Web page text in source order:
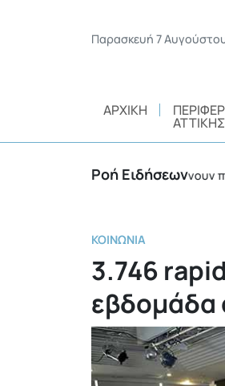
Παρασκευή 7
ΑΡΧΙΚΉ
ΑΤΤΙΚΉΣ
Ροή Ειδήσεων
βανδαλισμοί αφήνουν
ΚΟΙΝΩΝΊΑ
3.746
εβδομάδα